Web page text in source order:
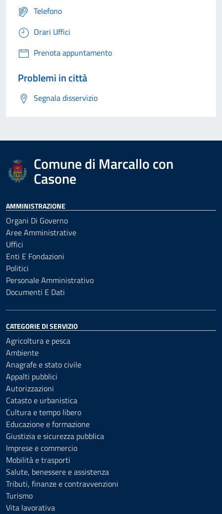
Telefono
Orari Uffici
Prenota appuntamento
Problemi in città
Segnala disservizio
Comune di Marcallo con
Casone
AMMINISTRAZIONE
Organi Di Governo
Aree Amministrative
Uffici
Enti E Fondazioni
Politici
Personale Amministrativo
Documenti E Dati
CATEGORIE DI SERVIZIO
Agricoltura e pesca
Ambiente
Anagrafe e stato civile
Appalti pubblici
Autorizzazioni
Catasto e urbanistica
Cultura e tempo libero
Educazione e formazione
Giustizia e sicurezza pubblica
Imprese e commercio
Mobilità e trasporti
Salute, benessere e assistenza
Tributi, finanze e contravvenzioni
Turismo
Vita lavorativa